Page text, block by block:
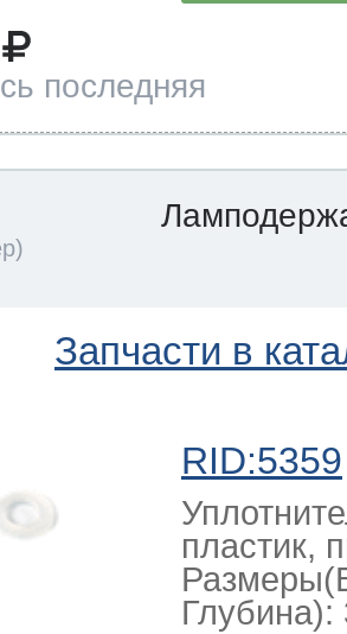
последняя
Запчасти в
RID:5359
пластик,
Глубина):